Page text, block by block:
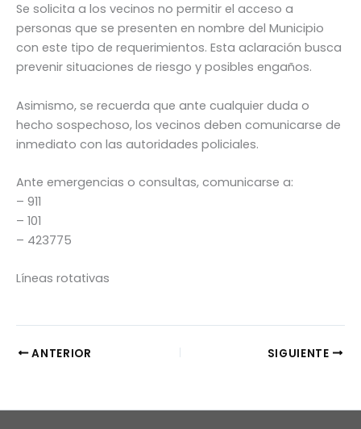
Se solicita a los vecinos no permitir el acceso a
personas que se presenten en nombre del Municipio
con este tipo de requerimientos. Esta aclaración busca
prevenir situaciones de riesgo y posibles engaños.
Asimismo, se recuerda que ante cualquier duda o
hecho sospechoso, los vecinos deben comunicarse de
inmediato con las autoridades policiales.
Ante emergencias o consultas, comunicarse a:
– 911
– 101
– 423775
Líneas rotativas
ANTERIOR SIGUIENTE